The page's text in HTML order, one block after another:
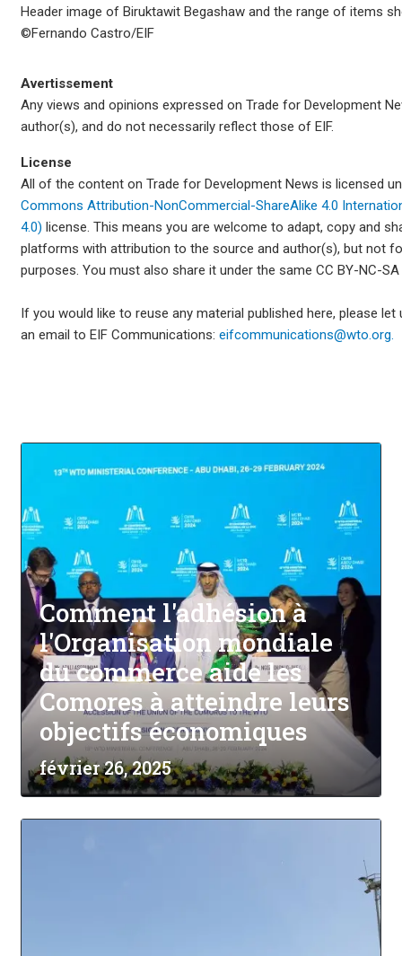
Header image of Biruktawit Begashaw and the range of items
©Fernando Castro/EIF
Avertissement
Any views and opinions expressed on Trade for Development
author(s), and do not necessarily reflect those of EIF.
License
All of the content on Trade for Development News is licensed
Commons Attribution-NonCommercial-ShareAlike 4.0
4.0) license. This means you are welcome to adapt, copy and
platforms with attribution to the source and author(s), but not
purposes. You must also share it under the same CC BY-NC-SA
If you would like to reuse any material published here, please let
an email to EIF Communications: eifcommunications@wto.org.
Comment l'adhésion à
l'Organisation mondiale
du commerce aide les
Comores à atteindre leurs
objectifs économiques
février 26, 2025